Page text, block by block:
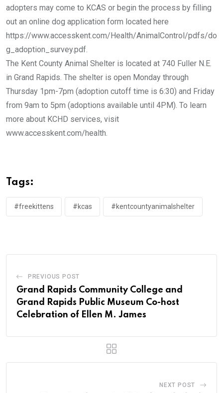
adopters may come to KCAS or begin the process by filling
out an online dog application form located here
https://www.accesskent.com/Health/AnimalControl/pdfs/do
g_adoption_survey.pdf.
The Kent County Animal Shelter is located at 740 Fuller N.E.
in Grand Rapids. The shelter is open Monday through
Thursday 1pm-7pm (adoption cutoff time is 6:30) and Friday
from 9am to 5pm (adoptions available until 4PM). To learn
more about KCHD services, visit
www.accesskent.com/health.
Tags:
#freekittens #kcas #kentcountyanimalshelter
PREVIOUS POST
Grand Rapids Community College and
Grand Rapids Public Museum Co-host
Celebration of Ellen M. James
NEXT POST